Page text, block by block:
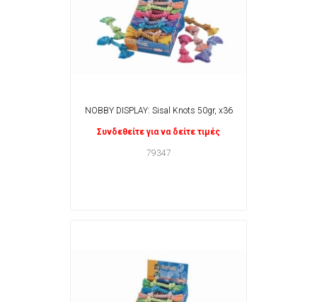
NOBBY DISPLAY: Sisal Knots 50gr, x36
Συνδεθείτε για να δείτε τιμές
79347